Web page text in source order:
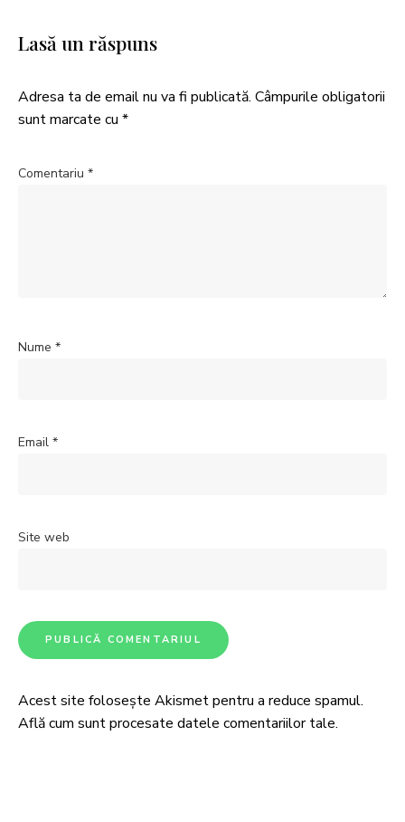
Lasă un răspuns
Adresa ta de email nu va fi publicată. Câmpurile obligatorii
sunt marcate cu *
Comentariu *
Nume *
Email *
Site web
Acest site folosește Akismet pentru a reduce spamul.
Află cum sunt procesate datele comentariilor tale.